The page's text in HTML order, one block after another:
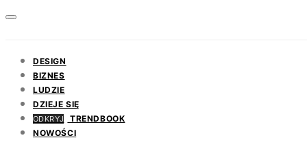
DESIGN
BIZNES
LUDZIE
DZIEJE SIĘ
ODKRYJ
TRENDBOOK
NOWOŚCI